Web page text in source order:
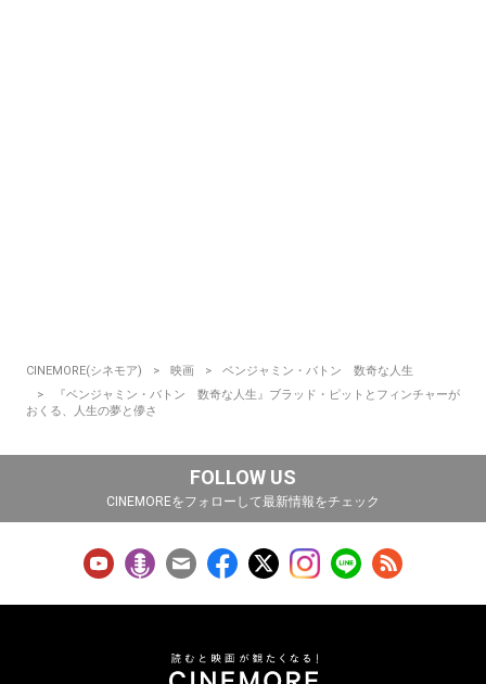
CINEMORE(シネモア) 映画
ベンジャミン・バトン 数奇な人生
『ベンジャミン・バトン 数奇な人生』ブラッド・ピットとフィンチャーが
おくる、人生の夢と儚さ
FOLLOW US
CINEMOREをフォローして最新情報をチェック